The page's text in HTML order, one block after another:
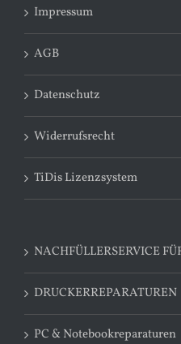
Impressum
AGB
Datenschutz
Widerrufsrecht
TiDis Lizenzsystem
NACHFÜLLERSERVICE
DRUCKERREPARATUREN
PC & Notebookreparaturen